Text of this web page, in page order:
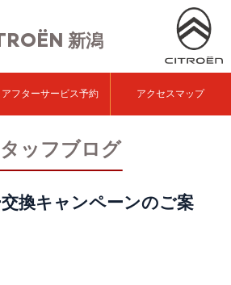
新潟
アフターサービス予約 アクセスマップ
ッフブログ
換キャンペーンのご案